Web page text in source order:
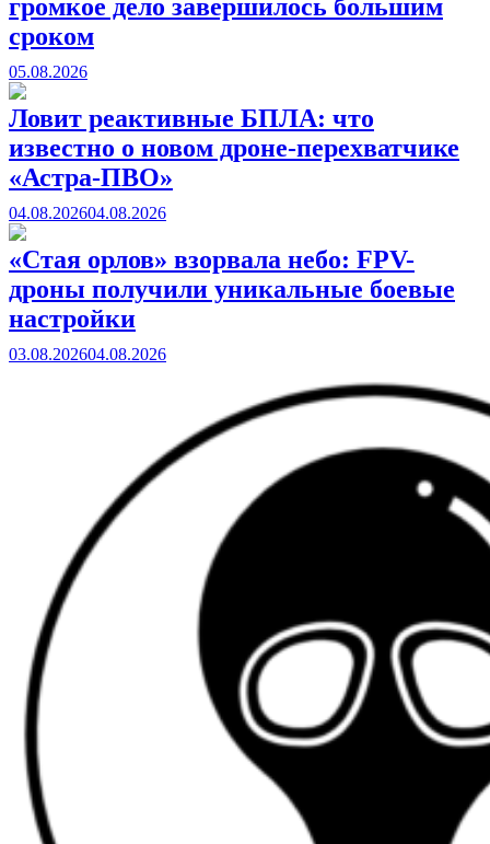
громкое дело завершилось большим
сроком
05.08.2026
Ловит реактивные БПЛА: что
известно о новом дроне-перехватчике
«Астра-ПВО»
04.08.202604.08.2026
«Стая орлов» взорвала небо: FPV-
дроны получили уникальные боевые
настройки
03.08.202604.08.2026